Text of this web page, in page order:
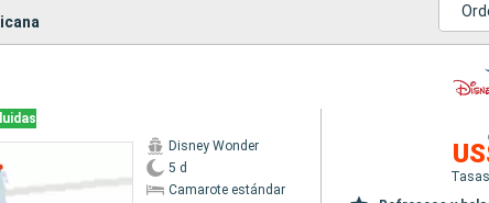
Disney Wonder
5 d
Camarote estándar